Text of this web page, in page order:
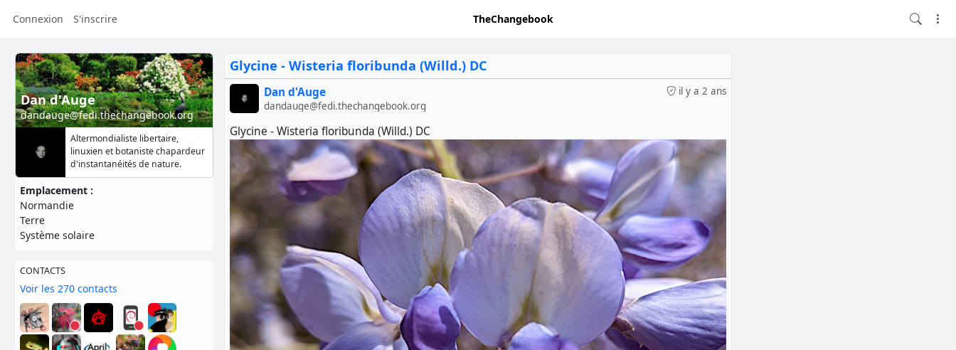
Connexion S'inscrire TheChangebook
Dan d'Auge
dandauge@fedi.thechangebook.org
Altermondialiste libertaire,
linuxien et botaniste chapardeur
d'instantanéités de nature.
Emplacement :
Normandie
Terre
Système solaire
CONTACTS
Voir les 270 contacts
Glycine - Wisteria floribunda (Willd.) DC
il y a 2 ans
Dan d'Auge
dandauge@fedi.thechangebook.org
Glycine - Wisteria floribunda (Willd.) DC